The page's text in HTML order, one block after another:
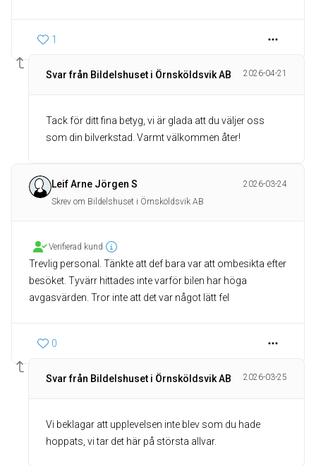
1
Svar från Bildelshuset i Örnsköldsvik AB 2026-04-21
Tack för ditt fina betyg, vi är glada att du väljer oss
som din bilverkstad. Varmt välkommen åter!
Leif Arne Jörgen S
2026-03-24
Skrev om Bildelshuset i Örnsköldsvik AB
Verifierad kund
Trevlig personal. Tänkte att def bara var att ombesikta efter
besöket. Tyvärr hittades inte varför bilen har höga
avgasvärden. Tror inte att det var något lätt fel
0
Svar från Bildelshuset i Örnsköldsvik AB 2026-03-25
Vi beklagar att upplevelsen inte blev som du hade
hoppats, vi tar det här på största allvar.